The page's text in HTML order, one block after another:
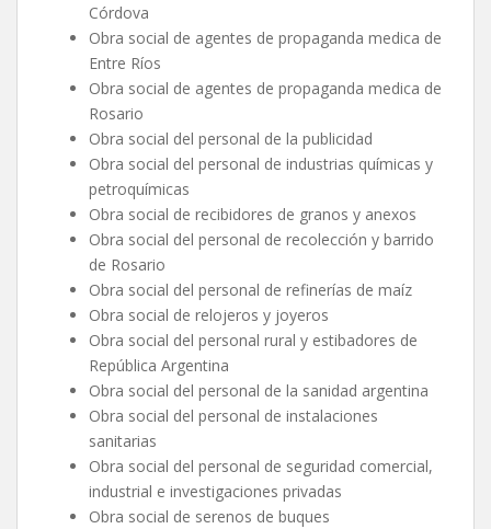
Córdova
Obra social de agentes de propaganda medica de
Entre Ríos
Obra social de agentes de propaganda medica de
Rosario
Obra social del personal de la publicidad
Obra social del personal de industrias químicas y
petroquímicas
Obra social de recibidores de granos y anexos
Obra social del personal de recolección y barrido
de Rosario
Obra social del personal de refinerías de maíz
Obra social de relojeros y joyeros
Obra social del personal rural y estibadores de
República Argentina
Obra social del personal de la sanidad argentina
Obra social del personal de instalaciones
sanitarias
Obra social del personal de seguridad comercial,
industrial e investigaciones privadas
Obra social de serenos de buques